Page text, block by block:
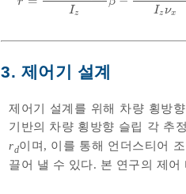
Iz Iz νx
3. 제어기 설계
제어기 설계를 위해 차량 횡방
기반의 차량 횡방향 슬립 각 추
rd이며, 이를 통해 언더스티어
끌어 낼 수 있다. 본 연구의 제어